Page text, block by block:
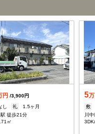
円 /3,900円
し 礼
1.5ヶ月
駅 徒歩21分
㎡
5
敷
川